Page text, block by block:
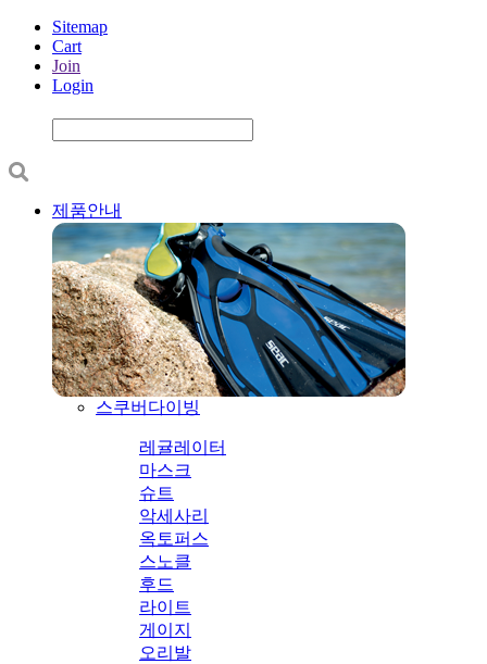
Sitemap
Cart
Join
Login
제품안내
스쿠버다이빙
레귤레이터
마스크
슈트
악세사리
옥토퍼스
스노클
후드
라이트
게이지
오리발